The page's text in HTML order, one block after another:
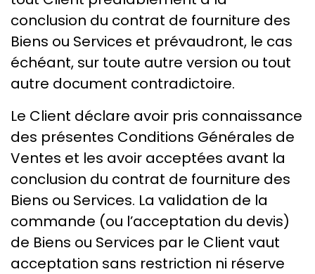
conclusion du contrat de fourniture des
Biens ou Services et prévaudront, le cas
échéant, sur toute autre version ou tout
autre document contradictoire.
Le Client déclare avoir pris connaissance
des présentes Conditions Générales de
Ventes et les avoir acceptées avant la
conclusion du contrat de fourniture des
Biens ou Services. La validation de la
commande (ou l’acceptation du devis)
de Biens ou Services par le Client vaut
acceptation sans restriction ni réserve